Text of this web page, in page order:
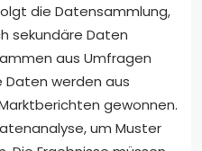
die Datensammlung,
sekundäre Daten
aus Umfragen
Daten werden aus
gewonnen.
um Muster